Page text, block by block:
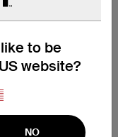
to be
website?
NO